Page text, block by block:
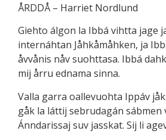
ÅRDDÅ – Harriet Nordlund
Giehto álgon la Ibbá vihtta jage
internáhtan Jåhkåmåhken, ja
åvvånis nåv suohttasa. Ibbá
mij årru ednama sinna.
Valla garra oallevuohta Ippáv
gåk la láttij sebrudagán sábmen
Ánndarissaj suv jasskat. Sij li